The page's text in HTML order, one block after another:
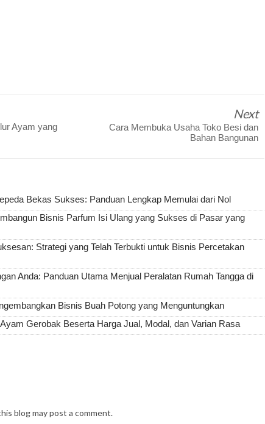
Ayam yang
Next
Cara Membuka Usaha Toko Besi dan
Bahan Bangunan
Bekas Sukses: Panduan Lengkap Memulai dari Nol
Bisnis Parfum Isi Ulang yang Sukses di Pasar yang
Strategi yang Telah Terbukti untuk Bisnis Percetakan
Anda: Panduan Utama Menjual Peralatan Rumah Tangga di
Bisnis Buah Potong yang Menguntungkan
Gerobak Beserta Harga Jual, Modal, dan Varian Rasa
blog may post a comment.